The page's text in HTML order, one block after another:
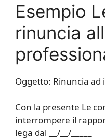
Esempio
rinuncia
Oggetto: Rinuncia ad
Con la presente Le
interrompere il
lega dal __/__/_____